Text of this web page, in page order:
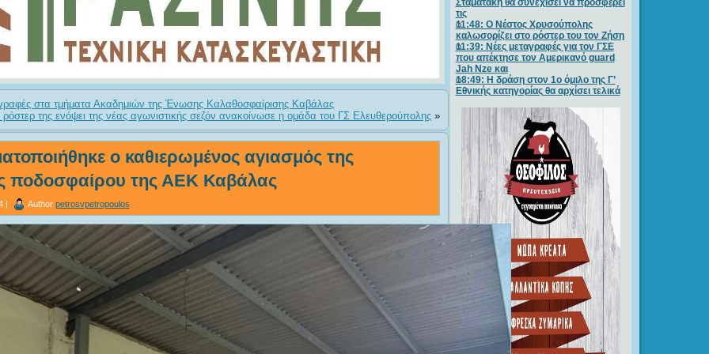
στα τμήματα Ακαδημιών της Ένωσης Καλαθοσφαίρισης Καβάλας
ρόστερ της ενόψει της νέας αγωνιστικής σεζόν ανακοίνωσε η ομάδα του ΓΣ Ελευθερούπολης»
ο καθιερωμένος αγιασμός της
ποδοσφαίρου της ΑΕΚ Καβάλας
| Author petrosvpetropoulos
Σταματάκη θα συνεχίσει να προσφέρει
τις
11:48: Ο Νέστος Χρυσούπολης
καλωσορίζει στο ρόστερ του τον Ζήση
11:39: Νέες μεταγραφές για τον ΓΣE
που απέκτησε τον Αμερικανό guard
Jah Nze και
18:49: Η δράση στον 1ο όμιλο της Γ’
Εθνικής κατηγορίας θα αρχίσει τελικά